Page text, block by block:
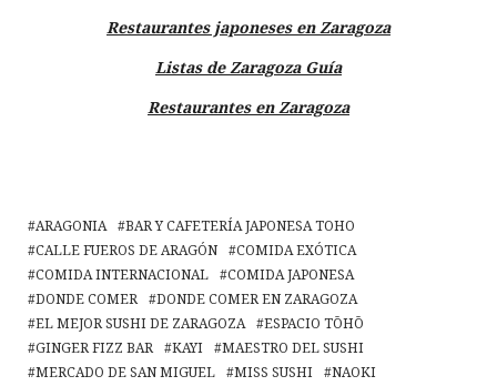
Restaurantes japoneses en Zaragoza
Listas de Zaragoza Guía
Restaurantes en Zaragoza
ARAGONIA
BAR Y CAFETERÍA JAPONESA TOHO
CALLE FUEROS DE ARAGÓN
COMIDA EXÓTICA
COMIDA INTERNACIONAL
COMIDA JAPONESA
DONDE COMER
DONDE COMER EN ZARAGOZA
EL MEJOR SUSHI DE ZARAGOZA
ESPACIO TŌHŌ
GINGER FIZZ BAR
KAYI
MAESTRO DEL SUSHI
MERCADO DE SAN MIGUEL
MISS SUSHI
NAOKI